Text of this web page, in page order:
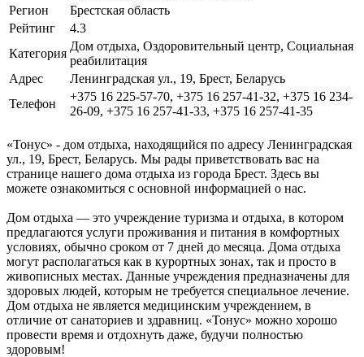
Регион
Брестская область
Рейтинг
4.3
Категория
Дом отдыха, Оздоровительный центр, Социальная
реабилитация
Адрес
Ленинградская ул., 19, Брест, Беларусь
Телефон
+375 16 225-57-70, +375 16 257-41-32, +375 16 234-
26-09, +375 16 257-41-33, +375 16 257-41-35
«Тонус» - дом отдыха, находящийся по адресу Ленинградская
ул., 19, Брест, Беларусь. Мы рады приветствовать вас на
странице нашего дома отдыха из города Брест. Здесь вы
можете ознакомиться с основной информацией о нас.
Дом отдыха — это учреждение туризма и отдыха, в котором
предлагаются услуги проживания и питания в комфортных
условиях, обычно сроком от 7 дней до месяца. Дома отдыха
могут располагаться как в курортных зонах, так и просто в
живописных местах. Данные учреждения предназначены для
здоровых людей, которым не требуется специальное лечение.
Дом отдыха не является медицинским учреждением, в
отличие от санаториев и здравниц. «Тонус» можно хорошо
провести время и отдохнуть даже, будучи полностью
здоровым!